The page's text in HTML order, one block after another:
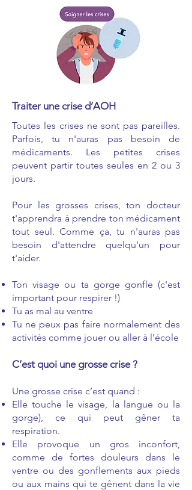
Traiter une crise d’AOH
Toutes les crises ne sont pas pareilles.
Parfois, tu n'auras pas besoin de
médicaments. Les petites crises
peuvent partir toutes seules en 2 ou 3
jours.
Pour les grosses crises, ton docteur
t'apprendra à prendre ton médicament
tout seul. Comme ça, tu n'auras pas
besoin d'attendre quelqu'un pour
t'aider.
Ton visage ou ta gorge gonfle (c'est
important pour respirer !)
Tu as mal au ventre
Tu ne peux pas faire normalement des
activités comme jouer ou aller à l’école
C’est quoi une grosse crise ?
Une grosse crise c’est quand :
Elle touche le visage, la langue ou la
gorge), ce qui peut gêner ta
respiration.
Elle provoque un gros inconfort,
comme de fortes douleurs dans le
ventre ou des gonflements aux pieds
ou aux mains qui te gênent dans la vie